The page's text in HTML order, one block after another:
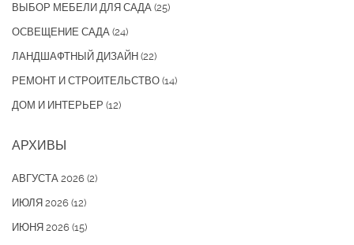
ВЫБОР МЕБЕЛИ ДЛЯ САДА (25)
ОСВЕЩЕНИЕ САДА (24)
ЛАНДШАФТНЫЙ ДИЗАЙН (22)
РЕМОНТ И СТРОИТЕЛЬСТВО (14)
ДОМ И ИНТЕРЬЕР (12)
АРХИВЫ
АВГУСТА 2026 (2)
ИЮЛЯ 2026 (12)
ИЮНЯ 2026 (15)